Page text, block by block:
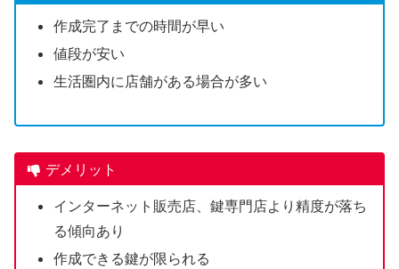
作成完了までの時間が早い
値段が安い
生活圏内に店舗がある場合が多い
デメリット
インターネット販売店、鍵専門店より精度が落ち
る傾向あり
作成できる鍵が限られる